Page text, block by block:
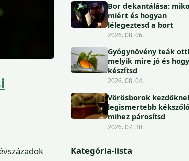
Bor dekantálása:
miért és hogyan
lélegeztesd a bort
2026. 08. 06.
Gyógynövény teák
melyik mire jó és
készítsd
2026. 08. 04.
Vörösborok
legismertebb
mihez párosítsd
2026. 07. 30.
Kategória-lista